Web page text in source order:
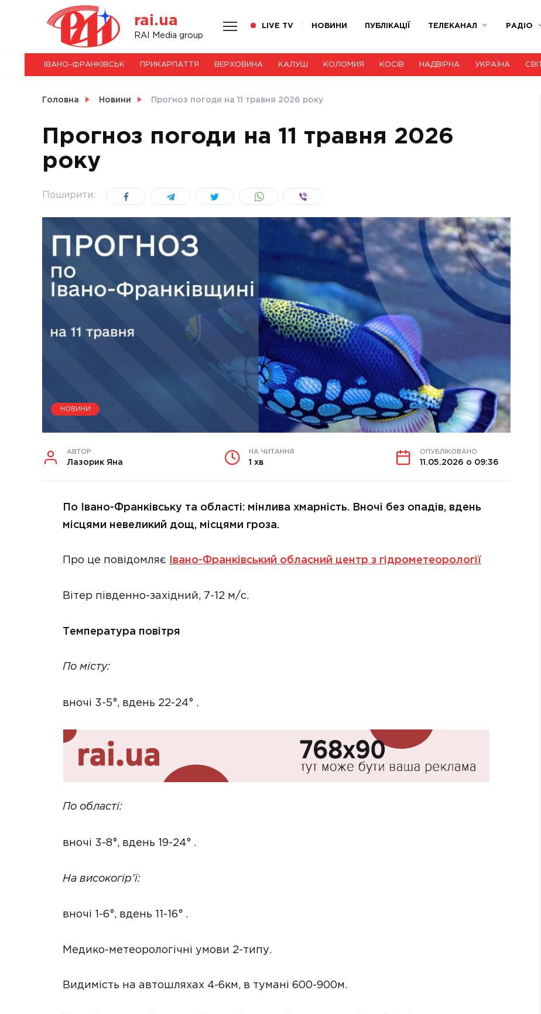
rai.ua
RAI Media group
LIVE TV НОВИНИ ПУБЛІКАЦІЇ ТЕЛЕКАНАЛ РАДІО
НОВИНИ
СВІТ
УКРАЇНА
ІВАНО-ФРАНКІВСЬК ПРИКАРПАТТЯ ВЕРХОВИНА КАЛУШ КОЛОМИЯ КОСІВ НАДВІРНА УКРАЇНА СВІТ
Головна Новини Прогноз погоди на 11 травня 2026 року
Прогноз погоди на 11 травня 2026
року
Поширити:
НОВИНИ
АВТОР
Лазорик Яна
НА ЧИТАННЯ
1 хв
ОПУБЛІКОВАНО
11.05.2026 о 09:36
По Івано-Франківську та області: мінлива хмарність. Вночі без опадів, вдень
місцями невеликий дощ, місцями гроза.
Про це повідомляє Івано-Франківський обласний центр з гідрометеорології
Вітер південно-західний, 7-12 м/с.
Температура повітря
По місту:
вночі 3-5°, вдень 22-24° .
По області:
вночі 3-8°, вдень 19-24° .
На високогір’ї:
вночі 1-6°, вдень 11-16° .
Медико-метеорологічні умови 2-типу.
Видимість на автошляхах 4-6км, в тумані 600-900м.